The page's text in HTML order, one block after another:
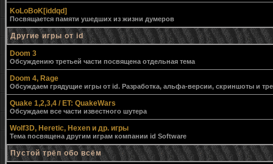
KoLoBoK[iddqd]
Посвящается памяти ушедших из жизни думеров
Другие игры от id
Doom 3
Обсуждению третьей части посвящена отдельная тема
Doom 4, Rage
Обсуждаем грядущие игры от id. Разработка, альфа-версии, скриншоты и
Quake 1,2,3,4 / ET: QuakeWars
Обсуждаем все части известного шутера
Wolf3D, Heretic, Hexen и др. игры
Тема посвящена другим играм компании id Software
Пустой трёп обо всём